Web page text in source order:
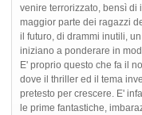
venire terrorizzato, bensì di
maggior parte dei ragazzi
il futuro, di drammi inutili,
iniziano a ponderare in
E' proprio questo che fa il
dove il thriller ed il tema
pretesto per crescere. E'
le prime fantastiche,